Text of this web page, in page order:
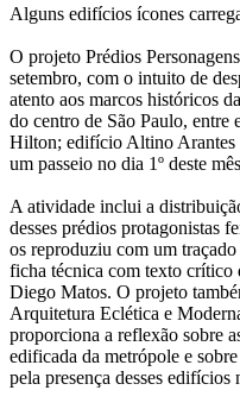
Alguns edifícios ícones
O projeto Prédios
setembro, com o intuito de
atento aos marcos históricos
do centro de São Paulo,
Hilton; edifício Altino Arantes
um passeio no dia 1º deste
A atividade inclui a
desses prédios protagonistas
os reproduziu com um
ficha técnica com texto crítico
Diego Matos. O projeto
Arquitetura Eclética e
proporciona a reflexão sobre
edificada da metrópole e
pela presença desses edifícios